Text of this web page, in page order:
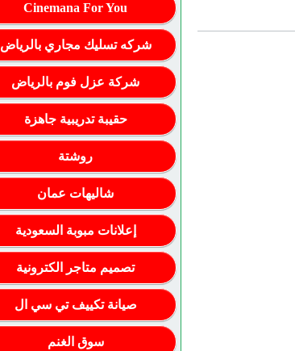
Cinemana For You
شركه تسليك مجاري بالرياض
شركة عزل فوم بالرياض
حقيبة تدريبية جاهزة
روشتة
شاليهات عمان
إعلانات مبوبة السعودية
تصميم متاجر الكترونية
صيانة تكييف تي سي ال
سوق الغنم